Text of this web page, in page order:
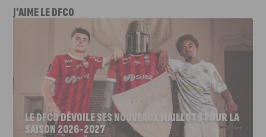
J'AIME LE DFCO
LE DFCO DÉVOILE SES NOUVEAUX MAILLOTS POUR LA
SAISON 2026-2027